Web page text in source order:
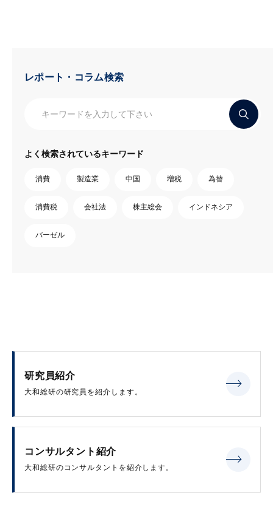
レポート・コラム検索
よく検索されているキーワード
消費 製造業 中国 増税 為替
消費税 会社法 株主総会 インドネシア
バーゼル
研究員紹介
大和総研の研究員を紹介します。
コンサルタント紹介
大和総研のコンサルタントを紹介します。